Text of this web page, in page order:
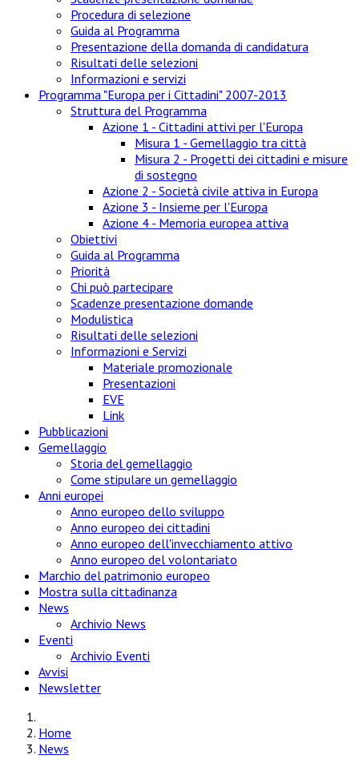
Procedura di selezione
Guida al Programma
Presentazione della domanda di candidatura
Risultati delle selezioni
Informazioni e servizi
Programma "Europa per i Cittadini" 2007-2013
Struttura del Programma
Azione 1 - Cittadini attivi per l'Europa
Misura 1 - Gemellaggio tra città
Misura 2 - Progetti dei cittadini e misure
di sostegno
Azione 2 - Società civile attiva in Europa
Azione 3 - Insieme per l'Europa
Azione 4 - Memoria europea attiva
Obiettivi
Guida al Programma
Priorità
Chi può partecipare
Scadenze presentazione domande
Modulistica
Risultati delle selezioni
Informazioni e Servizi
Materiale promozionale
Presentazioni
EVE
Link
Pubblicazioni
Gemellaggio
Storia del gemellaggio
Come stipulare un gemellaggio
Anni europei
Anno europeo dello sviluppo
Anno europeo dei cittadini
Anno europeo dell'invecchiamento attivo
Anno europeo del volontariato
Marchio del patrimonio europeo
Mostra sulla cittadinanza
News
Archivio News
Eventi
Archivio Eventi
Avvisi
Newsletter
Home
News